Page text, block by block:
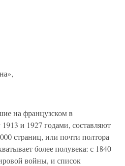
на французском в
и 1927 годами, составляют
страниц, или почти полтора
более полувека: с 1840
войны, и список